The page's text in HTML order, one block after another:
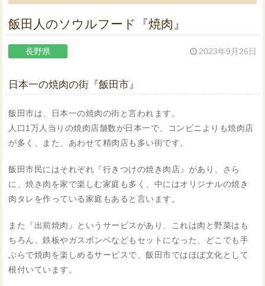
飯田人のソウルフード『焼肉』
長野県 2023年9月26日
日本一の焼肉の街『飯田市』
飯田市は、日本一の焼肉の街と言われます。
人口1万人当りの焼肉店舗数が日本一で、コンビニよりも焼肉店
が多く、また、あわせて精肉店も多い街です。
飯田市民にはそれぞれ『行きつけの焼き肉店』があり、さら
に、焼き肉を家で楽しむ家庭も多く、中にはオリジナルの焼き
肉タレを作っている家庭もあると言います。
また『出前焼肉』というサービスがあり、これは肉と野菜はも
ちろん、鉄板やガスボンベなどもセットになった、どこでも手
ぶらで焼肉を楽しめるサービスで、飯田市ではほぼ文化として
根付いています。